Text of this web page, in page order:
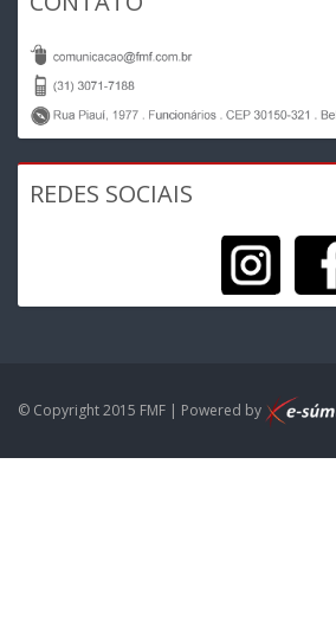
REDES SOCIAIS
© Copyright 2015 FMF | Powered by